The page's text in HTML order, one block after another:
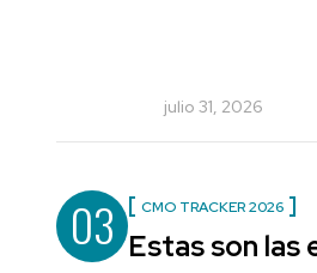
julio 31, 2026
03 CMO TRACKER 2026
Estas son las